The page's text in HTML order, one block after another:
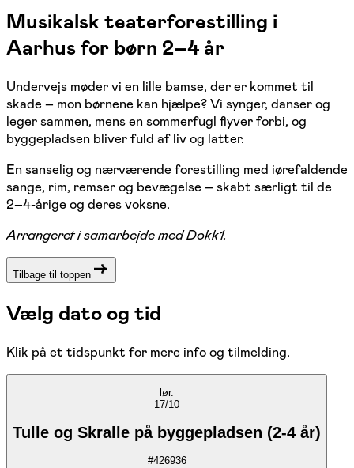
Musikalsk teaterforestilling i
Aarhus for børn 2–4 år
Undervejs møder vi en lille bamse, der er kommet til
skade – mon børnene kan hjælpe? Vi synger, danser og
leger sammen, mens en sommerfugl flyver forbi, og
byggepladsen bliver fuld af liv og latter.
En sanselig og nærværende forestilling med iørefaldende
sange, rim, remser og bevægelse – skabt særligt til de
2–4-årige og deres voksne.
Arrangeret i samarbejde med Dokk1.
Tilbage til toppen
Vælg dato og tid
Klik på et tidspunkt for mere info og tilmelding.
lør.
17/10
Tulle og Skralle på byggepladsen (2-4 år)
#426936